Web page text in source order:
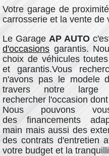
Votre garage de
carrosserie et la vente de
Le Garage AP AUTO
d'occasions garantis.
choix de véhicules
et garantis.Vous
n'avons pas le modele
travers notre large
rechercher l'occasion
Nous pouvons
des financements
main mais aussi des
des contrats d'entretien
votre budget et la